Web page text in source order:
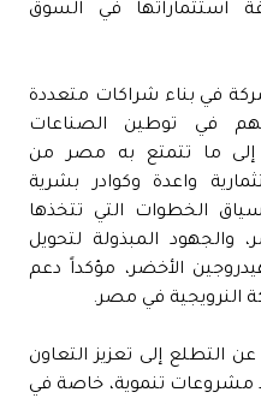
استثماراتها في السوق
في بناء شراكات متعددة
في توطين الصناعات
إلى ما تتمتع به مصر من
واعدة وكوادر بشرية
الخطوات التي تتخذها
والجهود المبذولة لتحويل
الأخضر، مؤكداً دعم
النرويجية في مصر.
التطلع إلى تعزيز التعاون
مشروعات تنموية، خاصة في